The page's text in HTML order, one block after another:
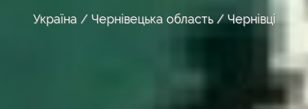
Україна Чернівецька область Чернівці